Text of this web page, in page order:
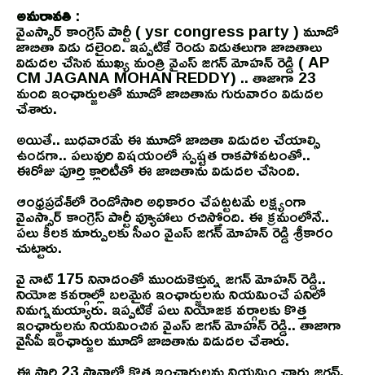
అమరావతి:
వైఎస్సార్ కాంగ్రెస్ పార్టీ ( ysr congress party ) మూడో
జాబితా విడు దలైంది. ఇప్పటికే రెండు విడుతలుగా జాబితాలు
విడుదల చేసిన ముఖ్య మంత్రి వైఎస్ జగన్ మోహన్ రెడ్డి ( AP
CM JAGANA MOHAN REDDY) .. తాజాగా 23
మంది ఇంఛార్జులతో మూడో జాబితాను గురువారం విడుదల
చేశారు.
అయితే.. బుధవారమే ఈ మూడో జాబితా విడుదల చేయాల్సి
ఉండగా.. పలువురి విషయంలో స్పష్టత రాకపోవటంతో..
ఈరోజు పూర్తి క్లారిటీతో ఈ జాబితాను విడుదల చేసింది.
ఆంధ్రప్రదేశ్‌లో రెండోసారి అధికారం చేపట్టటమే లక్ష్యంగా
వైఎస్సార్ కాంగ్రెస్ పార్టీ వ్యూహాలు రచిస్తోంది. ఈ క్రమంలోనే..
పలు కీలక మార్పులకు సీఎం వైఎస్ జగన్ మోహన్ రెడ్డి శ్రీకారం
చుట్టారు.
వై నాట్ 175 నినాదంతో ముందుకెళ్తున్న జగన్ మోహన్ రెడ్డి..
నియోజ కవర్గాల్లో బలమైన ఇంఛార్జులను నియమించే పనిలో
నిమగ్నమయ్యారు. ఇప్పటికే పలు నియోజక వర్గాలకు కొత్త
ఇంఛార్జులను నియమించిన వైఎస్ జగన్ మోహన్ రెడ్డి.. తాజాగా
వైసీపీ ఇంఛార్జుల మూడో జాబితాను విడుదల చేశారు.